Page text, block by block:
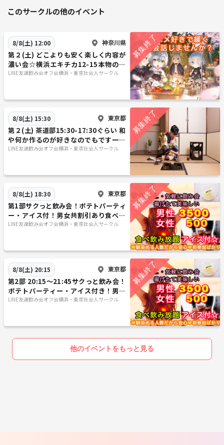
このサークルの他のイベント
8/8(土) 12:00 神奈川県
第２(土) どこよりも安く楽しく内容が
濃い会☆横浜エキチカ12-15本物の英
会話講師ですがアニメが好き
LINE友達飲み会オフ会横浜・東京社会人サークル
8/8(土) 15:30 東京都
第２(土) 茶道部15:30-17:30ぐらい 和
や何か作るのが好きなのでもです一人
参加も安心・和の心いかがですか？
LINE友達飲み会オフ会横浜・東京社会人サークル
8/8(土) 18:30 東京都
第1部サクっと飲み会！ポテトパーティ
ー・アイス付！男女共割引あり食べ飲
み放題社会人中心
LINE友達飲み会オフ会横浜・東京社会人サークル
8/8(土) 20:15 東京都
第2部 20:15～21:45サクっと飲み会！
ポテトパーティー・アイス付き！男女
共にあり食べ飲み放題社会人中心
LINE友達飲み会オフ会横浜・東京社会人サークル
他のイベントをもっと見る